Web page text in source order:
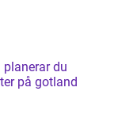
på gotland